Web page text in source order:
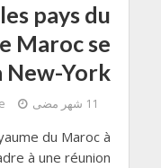
pays du
Maroc se
New-York
11 شهر مضى
du Maroc à
à une réunion